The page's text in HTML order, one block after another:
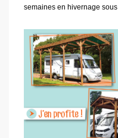
semaines en hivernage